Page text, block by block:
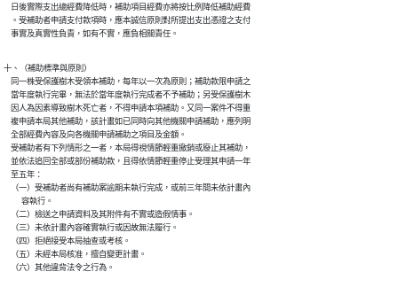
    日後實際支出總經費降低時，補助項目經費亦將按比例降低補助經費
    。受補助者申請支付款項時，應本誠信原則對所提出支出憑證之支付
    事實及真實性負責，如有不實，應負相關責任。
十、（補助標準與原則）
    同一株受保護樹木受領本補助，每年以一次為原則；補助款限申請之
    當年度執行完畢，無法於當年度執行完成者不予補助；另受保護樹木
    因人為因素導致樹木死亡者，不得申請本項補助。又同一案件不得重
    複申請本局其他補助，該計畫如已同時向其他機關申請補助，應列明
    全部經費內容及向各機關申請補助之項目及金額。
    受補助者有下列情形之一者，本局得視情節輕重撤銷或廢止其補助，
    並依法追回全部或部份補助款，且得依情節輕重停止受理其申請一年
    至五年：
    （一）受補助者尚有補助案逾期未執行完成，或前三年間未依計畫內
          容執行。
    （二）檢送之申請資料及其附件有不實或造假情事。
    （三）未依計畫內容確實執行或因故無法履行。
    （四）拒絕接受本局抽查或考核。
    （五）未經本局核准，擅自變更計畫。
    （六）其他違背法令之行為。